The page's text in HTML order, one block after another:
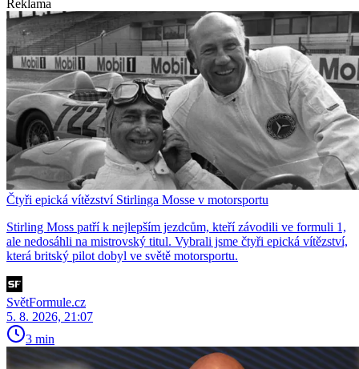
Reklama
Čtyři epická vítězství Stirlinga Mosse v motorsportu
Stirling Moss patří k nejlepším jezdcům, kteří závodili ve formuli 1,
ale nedosáhli na mistrovský titul. Vybrali jsme čtyři epická vítězství,
která britský pilot dobyl ve světě motorsportu.
SvětFormule.cz
5. 8. 2026, 21:07
3 min